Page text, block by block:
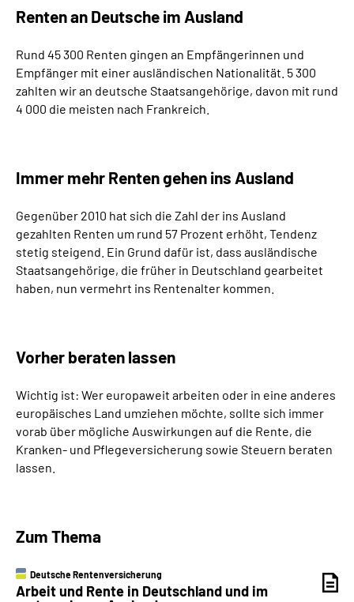
Renten an Deutsche im Ausland
Rund 45 300 Renten gingen an Empfängerinnen und
Empfänger mit einer ausländischen Nationalität. 5 300
zahlten wir an deutsche Staatsangehörige, davon mit rund
4 000 die meisten nach Frankreich.
Immer mehr Renten gehen ins Ausland
Gegenüber 2010 hat sich die Zahl der ins Ausland
gezahlten Renten um rund 57 Prozent erhöht, Tendenz
stetig steigend. Ein Grund dafür ist, dass ausländische
Staatsangehörige, die früher in Deutschland gearbeitet
haben, nun vermehrt ins Rentenalter kommen.
Vorher beraten lassen
Wichtig ist: Wer europaweit arbeiten oder in eine anderes
europäisches Land umziehen möchte, sollte sich immer
vorab über mögliche Auswirkungen auf die Rente, die
Kranken- und Pflegeversicherung sowie Steuern beraten
lassen.
Zum Thema
Deutsche Rentenversicherung
Arbeit und Rente in Deutschland und im